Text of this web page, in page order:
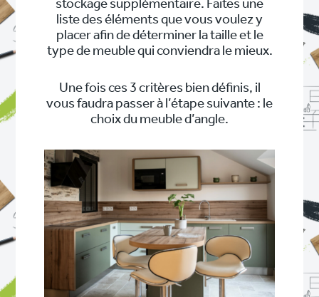
stockage supplémentaire. Faites une
liste des éléments que vous voulez y
placer afin de déterminer la taille et le
type de meuble qui conviendra le mieux.
Une fois ces 3 critères bien définis, il
vous faudra passer à l’étape suivante : le
choix du meuble d’angle.